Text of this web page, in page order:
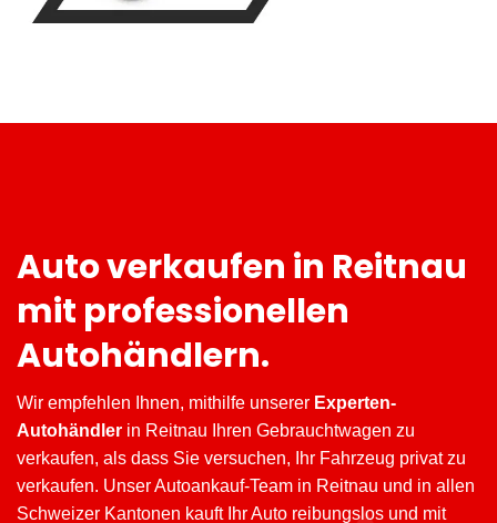
Auto verkaufen in Reitnau
mit professionellen
Autohändlern.
Wir empfehlen Ihnen, mithilfe unserer Experten-
Autohändler in Reitnau Ihren Gebrauchtwagen zu
verkaufen, als dass Sie versuchen, Ihr Fahrzeug privat zu
verkaufen. Unser Autoankauf-Team in Reitnau und in allen
Schweizer Kantonen kauft Ihr Auto reibungslos und mit